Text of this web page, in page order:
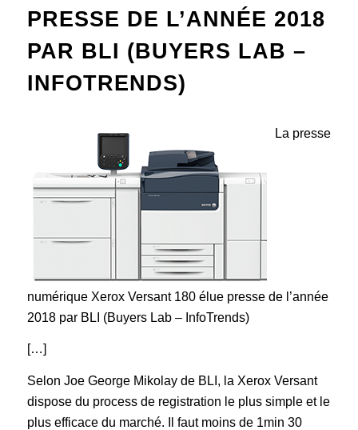
PRESSE DE L’ANNÉE 2018
PAR BLI (BUYERS LAB –
INFOTRENDS)
La presse
numérique Xerox Versant 180 élue presse de l’année
2018 par BLI (Buyers Lab – InfoTrends)
[…]
Selon Joe George Mikolay de BLI, la Xerox Versant
dispose du process de registration le plus simple et le
plus efficace du marché. Il faut moins de 1min 30